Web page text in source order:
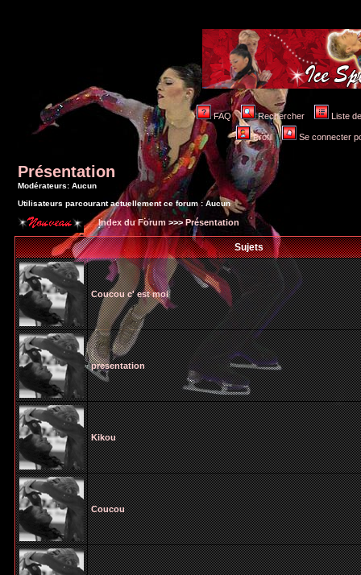
FAQ Rechercher Liste
Profil Se connecter
Présentation
Modérateurs: Aucun
Utilisateurs parcourant actuellement ce forum : Aucun
Index du Forum >>>Présentation
Sujets
Coucou c' est moi
presentation
Kikou
Coucou